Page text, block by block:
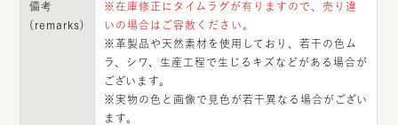
備考
(remarks)
※在庫修正にタイムラグが有りますので、売り違
いの場合はご容赦ください。
※革製品や天然素材を使用しており、若干の色ム
ラ、シワ、生産工程で生じるキズなどがある場合が
ございます。
※実物の色と画像で見色が若干異なる場合がござい
ます。